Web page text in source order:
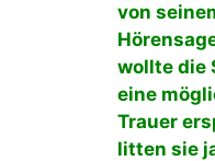
von
wollte die
eine
Trauer
litten sie